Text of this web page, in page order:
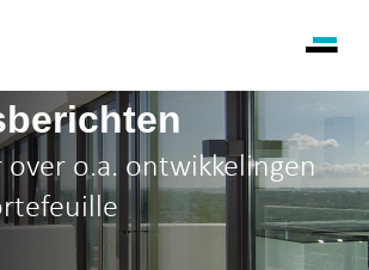
over o.a. ontwikkelingen